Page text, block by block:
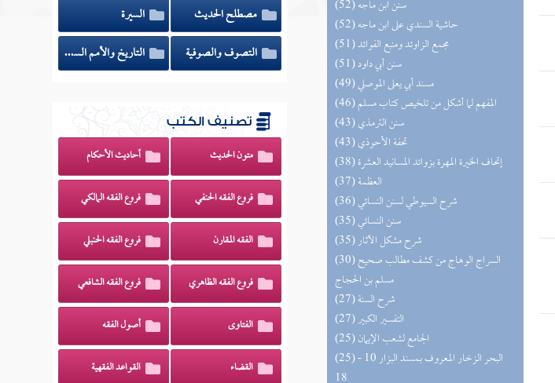
(52) سنن ابن ماجه
(52) حاشية السندي على ابن ماجه
(51) مجمع الزاوئد ومنبع الفوائد
(51) سنن أبي داود
(49) مسند أبي يعلى الموصلي
(46) المفهم لما أشكل من تلخيص كتاب مسلم
(43) سنن الترمذي
(43) تحفة الأحوذي
(38) إتحاف الخيرة المهرة بزوائد المسانيد العشرة
(37) العظمة
(36) شرح السيوطي لسنن النسائي
(35) سنن النسائي
(35) شرح مشكل الآثار
(30) السراج الوهاج من كشف مطالب صحيح
مسلم بن الحجاج
(27) شرح السنة
(27) التفسير الكبير
(25) الجامع لشعب الإيمان
(25) البحر الزخار المعروف بمسند البزار 10 -
مصطلح الحديث
السيرة
التصوف والصوفية
التاريخ والأمم السابقة
تصنيف الكتب
متون الحديث أحاديث الأحكام
فروع الفقه الحنفي فروع الفقه المالكي
الفقه المقارن فروع الفقه الحنبلي
فروع الفقه الظاهري فروع الفقه الشافعي
الفتاوى أصول الفقه
القضاء القواعد الفقهية